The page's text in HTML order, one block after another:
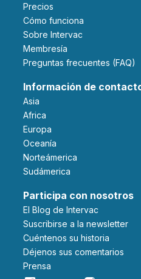
Precios
Cómo funciona
Sobre Intervac
Membresía
Preguntas frecuentes (FAQ)
Información de
Asia
Africa
Europa
Oceanía
Norteámerica
Sudámerica
Participa con nosotros
El Blog de Intervac
Suscribirse a la newsletter
Cuéntenos su historia
Déjenos sus comentarios
Prensa